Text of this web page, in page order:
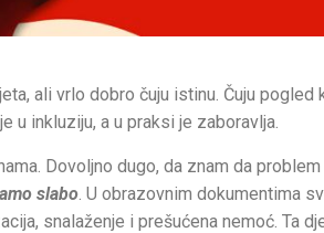
ali vrlo dobro čuju istinu. Čuju
u inkluziju, a u praksi je zaboravlja.
Dovoljno dugo, da znam da
slabo. U obrazovnim dokumentima
snalaženje i prešućena nemoć. Ta